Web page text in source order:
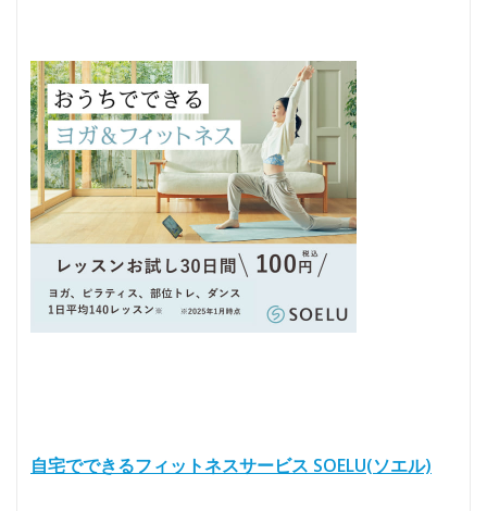
自宅でできるフィットネスサービス SOELU(ソエル)